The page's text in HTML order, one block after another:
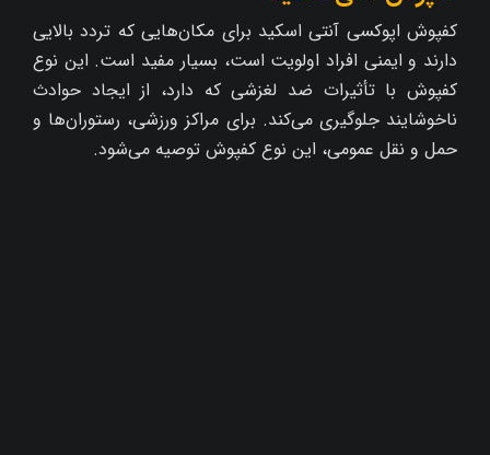
کفپوش اپوکسی آنتی اسکید برای مکان‌هایی که تردد بالایی
دارند و ایمنی افراد اولویت است، بسیار مفید است. این نوع
کفپوش با تأثیرات ضد لغزشی که دارد، از ایجاد حوادث
ناخوشایند جلوگیری می‌کند. برای مراکز ورزشی، رستوران‌ها و
حمل و نقل عمومی، این نوع کفپوش توصیه می‌شود.